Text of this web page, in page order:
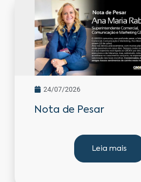
24/07/2026
Nota de Pesar
Leia mais